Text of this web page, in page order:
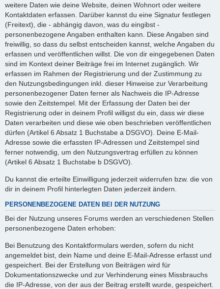
weitere Daten wie deine Website, deinen Wohnort oder weitere
Kontaktdaten erfassen. Darüber kannst du eine Signatur festlegen
(Freitext), die - abhängig davon, was du eingibst -
personenbezogene Angaben enthalten kann. Diese Angaben sind
freiwillig, so dass du selbst entscheiden kannst, welche Angaben du
erfassen und veröffentlichen willst. Die von dir eingegebenen Daten
sind im Kontext deiner Beiträge frei im Internet zugänglich. Wir
erfassen im Rahmen der Registrierung und der Zustimmung zu
den Nutzungsbedingungen inkl. dieser Hinweise zur Verarbeitung
personenbezogener Daten ferner als Nachweis die IP-Adresse
sowie den Zeitstempel. Mit der Erfassung der Daten bei der
Registrierung oder in deinem Profil willigst du ein, dass wir diese
Daten verarbeiten und diese wie oben beschrieben veröffentlichen
dürfen (Artikel 6 Absatz 1 Buchstabe a DSGVO). Deine E-Mail-
Adresse sowie die erfassten IP-Adressen und Zeitstempel sind
ferner notwendig, um den Nutzungsvertrag erfüllen zu können
(Artikel 6 Absatz 1 Buchstabe b DSGVO).
Du kannst die erteilte Einwilligung jederzeit widerrufen bzw. die von
dir in deinem Profil hinterlegten Daten jederzeit ändern.
PERSONENBEZOGENE DATEN BEI DER NUTZUNG
Bei der Nutzung unseres Forums werden an verschiedenen Stellen
personenbezogene Daten erhoben:
Bei Benutzung des Kontaktformulars werden, sofern du nicht
angemeldet bist, dein Name und deine E-Mail-Adresse erfasst und
gespeichert. Bei der Erstellung von Beiträgen wird für
Dokumentationszwecke und zur Verhinderung eines Missbrauchs
die IP-Adresse, von der aus der Beitrag erstellt wurde, gespeichert.